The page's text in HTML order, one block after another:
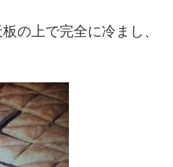
の上で完全に冷まし、